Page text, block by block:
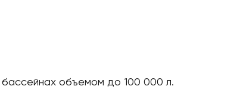
бассейнах объемом до 100 000 л.